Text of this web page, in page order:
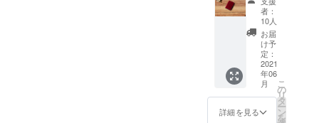
(BRN)
<<限定
10個>>
■2021
年6月末
頃 発送
予定
引
53%OF
F 希望
小売価
¥15,000
→¥7,00
0 「Di
molto
bene」
者：
10人
お届
け予
定：
2021
年06
月
詳細を見る
こ
の
リ
タ
ー
ン
を